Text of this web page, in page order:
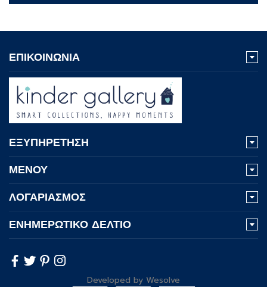
ΕΠΙΚΟΙΝΩΝΙΑ
ΕΞΥΠΗΡΕΤΗΣΗ
ΜΕΝΟΥ
ΛΟΓΑΡΙΑΣΜΟΣ
ΕΝΗΜΕΡΩΤΙΚΟ ΔΕΛΤΙΟ
Developed by Wesolve